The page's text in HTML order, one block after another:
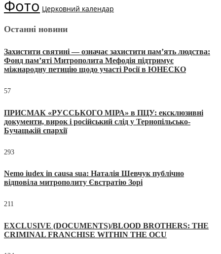
Фото Церковний календар
Останні новини
Захистити святині — означає захистити пам’ять людства:
Фонд пам’яті Митрополита Мефодія підтримує
міжнародну петицію щодо участі Росії в ЮНЕСКО
57
ПРИСМАК «РУССЬКОГО МІРА» в ПЦУ: ексклюзивні
документи, вирок і російський слід у Тернопільсько-
Бучацькій єпархії
293
Nemo iudex in causa sua: Наталія Шевчук публічно
відповіла митрополиту Євстратію Зорі
211
EXCLUSIVE (DOCUMENTS)/BLOOD BROTHERS: THE
CRIMINAL FRANCHISE WITHIN THE OCU